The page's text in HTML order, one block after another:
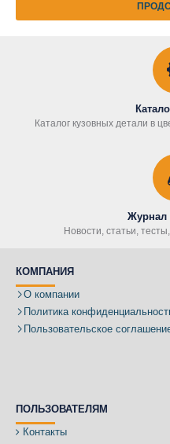
Каталог кузовных детали в
Журнал
Новости, статьи,
КОМПАНИЯ
О компании
Политика
Пользовательское
ПОЛЬЗОВАТЕЛЯМ
Контакты